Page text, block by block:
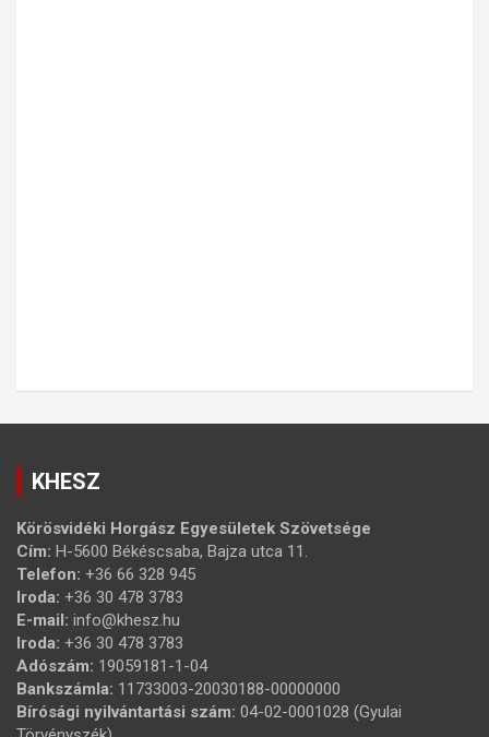
KHESZ
Körösvidéki Horgász Egyesületek Szövetsége
Cím: H-5600 Békéscsaba, Bajza utca 11.
Telefon: +36 66 328 945
Iroda: +36 30 478 3783
E-mail: info@khesz.hu
Iroda: +36 30 478 3783
Adószám: 19059181-1-04
Bankszámla: 11733003-20030188-00000000
Bírósági nyilvántartási szám: 04-02-0001028 (Gyulai